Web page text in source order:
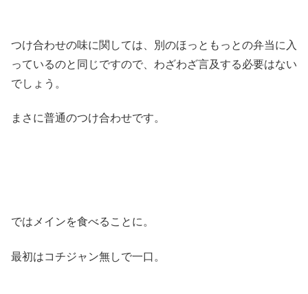
つけ合わせの味に関しては、別のほっともっとの弁当に入
っているのと同じですので、わざわざ言及する必要はない
でしょう。
まさに普通のつけ合わせです。
ではメインを食べることに。
最初はコチジャン無しで一口。